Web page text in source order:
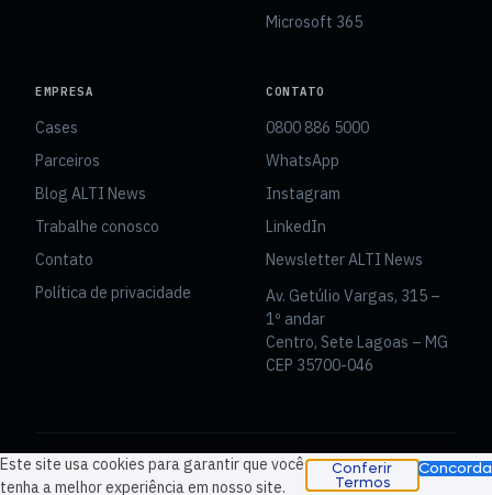
Microsoft 365
EMPRESA
Cases
Parceiros
Blog ALTI News
Trabalhe conosco
Contato
Política de privacidade
CONTATO
0800 886 5000
WhatsApp
Instagram
LinkedIn
Newsletter ALTI News
Av. Getúlio Vargas, 315 –
1º andar
Centro, Sete Lagoas – MG
CEP 35700-046
© 2026 ALTI Tecnologia · CNPJ 07.954.097/0001-10 · Av.
Getúlio Vargas, 315, 1º andar – Centro – Sete
Este site usa cookies para garantir que você
tenha a melhor experiência em nosso site.
Conferir
Termos